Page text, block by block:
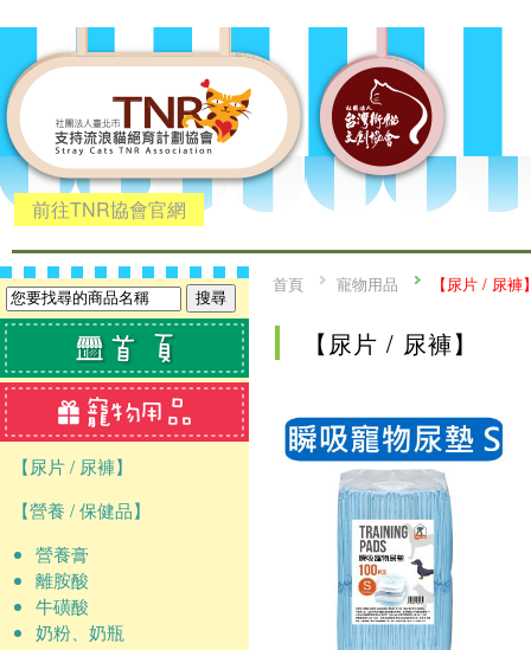
前往TNR協會官網
【尿片 / 尿褲】
【營養 / 保健品】
營養膏
離胺酸
牛磺酸
奶粉、奶瓶
首頁 寵物用品 【尿片 / 尿褲
【尿片 / 尿褲】